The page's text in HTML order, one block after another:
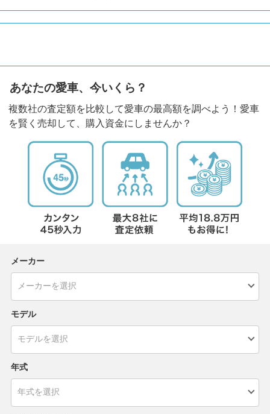
あなたの愛車、今いくら？
複数社の査定額を比較して愛車の最高額を調べよう！愛車
を賢く売却して、購入資金にしませんか？
メーカー
モデル
年式